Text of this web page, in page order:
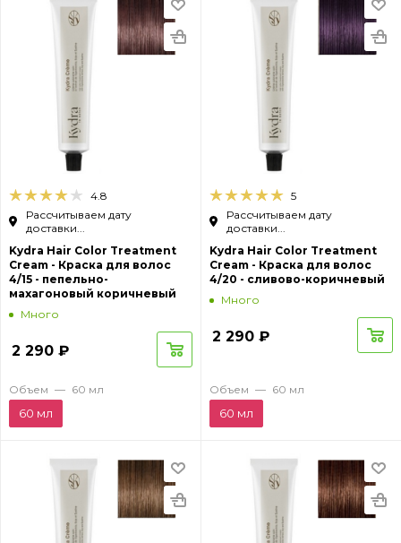
4.8
Рассчитываем дату
доставки...
Kydra Hair Color Treatment
Cream - Краска для волос
4/15 - пепельно-
махагоновый коричневый
Много
2 290 ₽
Объем — 60 мл
60 мл
5
Рассчитываем дату
доставки...
Kydra Hair Color Treatment
Cream - Краска для волос
4/20 - сливово-коричневый
Много
2 290 ₽
Объем — 60 мл
60 мл